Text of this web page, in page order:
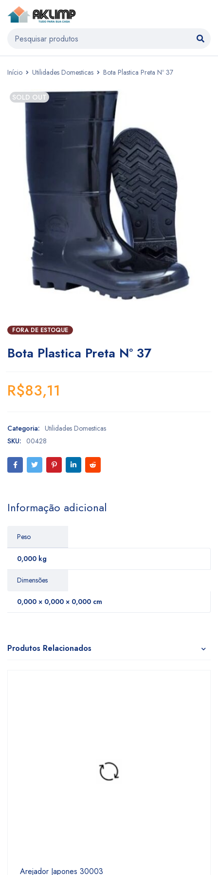
Início Utilidades Domesticas Bota Plastica Preta Nº 37
SOLD OUT
FORA DE ESTOQUE
Bota Plastica Preta Nº 37
R$83,11
Categoria: Utilidades Domesticas
SKU: 00428
Informação adicional
Peso
0,000 kg
Dimensões
0,000 × 0,000 × 0,000 cm
Produtos Relacionados
Arejador Japones 30003